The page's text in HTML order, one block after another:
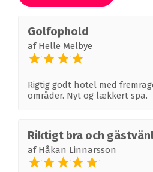
Golfophold
af Helle Melbye
Rigtig godt hotel med
områder. Nyt og lækkert spa.
Riktigt bra och
af Håkan Linnarsson